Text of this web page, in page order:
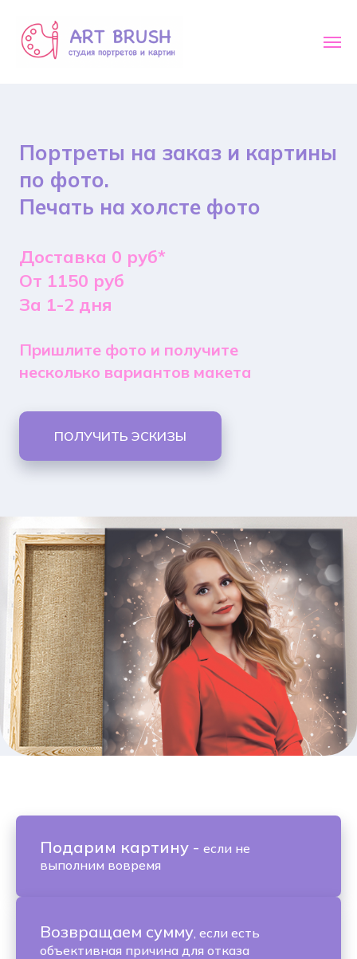
Портреты на заказ и картины
по фото.
Печать на холсте фото
Доставка 0 руб*
От 1150 руб
За 1-2 дня
Пришлите фото и получите
несколько вариантов макета
ПОЛУЧИТЬ ЭСКИЗЫ
Подарим картину - если не
выполним вовремя
Возвращаем сумму, если есть
объективная причина для отказа